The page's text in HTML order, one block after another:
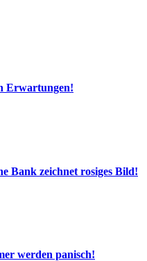
Erwartungen!
Bank zeichnet rosiges Bild!
werden panisch!